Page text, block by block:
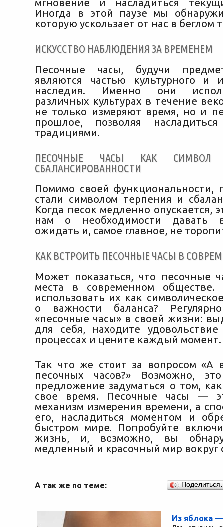
мгновение и насладиться
Иногда в этой паузе мы
которую ускользает от нас в беглом
ИСКУССТВО НАБЛЮДЕНИЯ ЗА ВРЕМЕНЕМ
Песочные часы, будучи
являются частью культурного и
наследия. Именно они
различных культурах в течение
не только измеряют время, но и
прошлое, позволяя
традициями.
ПЕСОЧНЫЕ ЧАСЫ КАК СИМВОЛ
СБАЛАНСИРОВАННОСТИ
Помимо своей функциональности,
стали символом терпения и
Когда песок медленно опускается,
нам о необходимости давать
ожидать и, самое главное, не
КАК ВСТРОИТЬ ПЕСОЧНЫЕ ЧАСЫ В
Может показаться, что песочные
места в современном
использовать их как
о важности баланса? Регулярно
«песочные часы» в своей жизни:
для себя, находите
процессах и цените каждый момент.
Так что же стоит за вопросом «А
песочных часов?» Возможно,
предложение задуматься о том,
свое время. Песочные часы —
механизм измерения времени, а
его, насладиться моментом и
быстром мире. Попробуйте
жизнь, и, возможно, вы
медленный и красочный мир вокруг
А так же по теме:
Из яблока